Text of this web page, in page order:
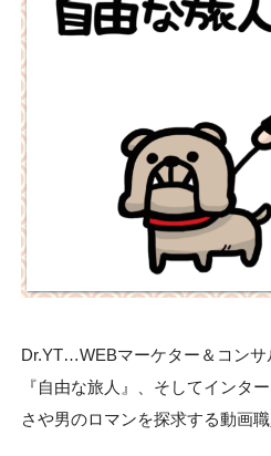
Dr.YT…WEBマーケター＆コンサ
『自由な旅人』、そしてインタ
さや男のロマンを探求する動画職